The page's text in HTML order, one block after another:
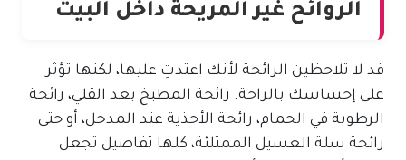
الروائح غير المريحة داخل البيت
قد لا تلاحظين الرائحة لأنك اعتدتِ عليها، لكنها تؤثر
على إحساسك بالراحة. رائحة المطبخ بعد القلي، رائحة
الرطوبة في الحمام، رائحة الأحذية عند المدخل، أو حتى
رائحة سلة الغسيل الممتلئة، كلها تفاصيل تجعل